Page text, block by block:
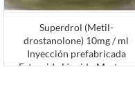
Superdrol (Metil-
drostanolone) 10mg / ml
Inyección prefabricada
Esteroide Líquido Mestano